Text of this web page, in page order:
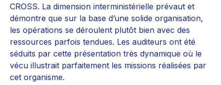
CROSS. La dimension interministérielle prévaut et
démontre que sur la base d’une solide organisation,
les opérations se déroulent plutôt bien avec des
ressources parfois tendues. Les auditeurs ont été
séduits par cette présentation très dynamique où le
vécu illustrait parfaitement les missions réalisées par
cet organisme.